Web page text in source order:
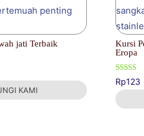
jati Terbaik
KAMI
Kursi
Eropa
Dinilai
5.00
dari 5
Rp123